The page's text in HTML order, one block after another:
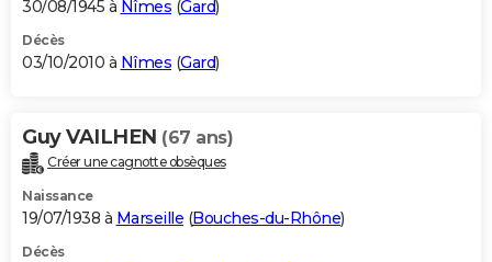
30/08/1945 à Nîmes (Gard)
Décès
03/10/2010 à Nîmes (Gard)
Guy VAILHEN (67 ans)
Créer une cagnotte obsèques
Naissance
19/07/1938 à Marseille (Bouches-du-Rhône)
Décès